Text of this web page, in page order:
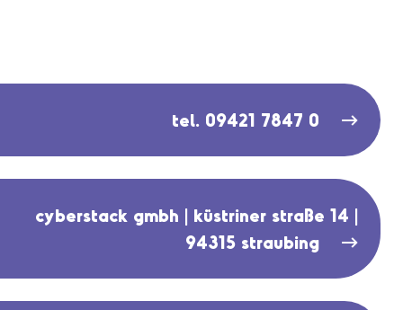
tel. 09421 7847 0
cyberstack gmbh | küstriner straße 14 |
94315 straubing